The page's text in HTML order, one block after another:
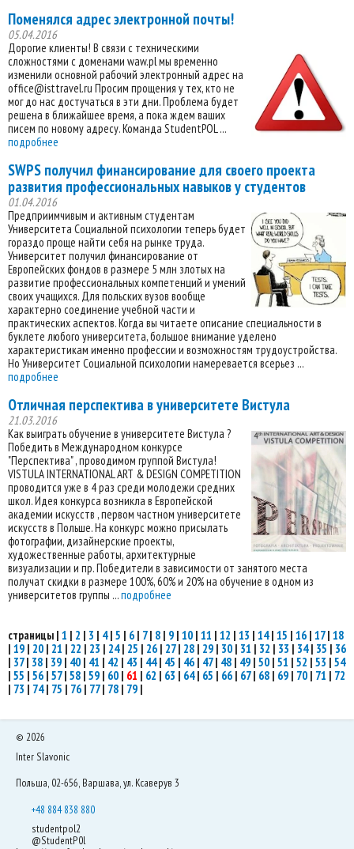
Поменялся адрес электронной почты!
05.04.2016
Дорогие клиенты! В связи с техническими
сложностями с доменами waw.pl мы временно
изменили основной рабочий электронный адрес на
office@isttravel.ru Просим прощения у тех, кто не
мог до нас достучаться в эти дни. Проблема будет
решена в ближайшее время, а пока ждем ваших
писем по новому адресу. Команда StudentPOL ...
подробнее
SWPS получил финансирование для своего проекта
развития профессиональных навыков у студентов
01.04.2016
Предприимчивым и активным студентам
Университета Социальной психологии теперь будет
гораздо проще найти себя на рынке труда.
Университет получил финансирование от
Европейских фондов в размере 5 млн злотых на
развитие профессиональных компетенций и умений
своих учащихся. Для польских вузов вообще
характерно соединение учебной части и
практических аспектов. Когда вы читаете описание специальности в
буклете любого университета, большое внимание уделено
характеристикам именно профессии и возможностям трудоустройства.
Но Университет Социальной психологии намеревается всерьез ...
подробнее
Отличная перспектива в университете Вистула
21.03.2016
Как выиграть обучение в университете Вистула ?
Победить в Международном конкурсе
"Перспектива" , проводимом группой Вистула!
VISTULA INTERNATIONAL ART & DESIGN COMPETITION
проводится уже в 4 раз среди молодежи средних
школ. Идея конкурса возникла в Европейской
академии искусств , первом частном университете
искусств в Польше. На конкурс можно присылать
фотографии, дизайнерские проекты,
художественные работы, архитектурные
визуализации и пр. Победители в зависимости от занятого места
получат скидки в размере 100%, 60% и 20% на обучение в одном из
университетов группы ...подробнее
страницы | 1 | 2 | 3 | 4| 5 | 6 | 7| 8 | 9 | 10 | 11 | 12 | 13 | 14| 15 | 16 | 17| 18
| 19 | 20 | 21 | 22 | 23 | 24| 25 | 26 | 27| 28 | 29 | 30 | 31 | 32 | 33 | 34| 35 | 36
| 37| 38 | 39 | 40 | 41 | 42 | 43 | 44| 45 | 46 | 47| 48 | 49 | 50 | 51 | 52 | 53 | 54
| 55 | 56 | 57| 58 | 59 | 60 | 61 | 62 | 63 | 64| 65 | 66 | 67| 68 | 69 | 70 | 71 | 72
| 73 | 74| 75 | 76 | 77| 78 | 79 |
© 2026
Inter Slavonic
Польша, 02-656, Варшава, ул. Ксаверув 3
+48 884 838 880
studentpol2
@StudentP0l